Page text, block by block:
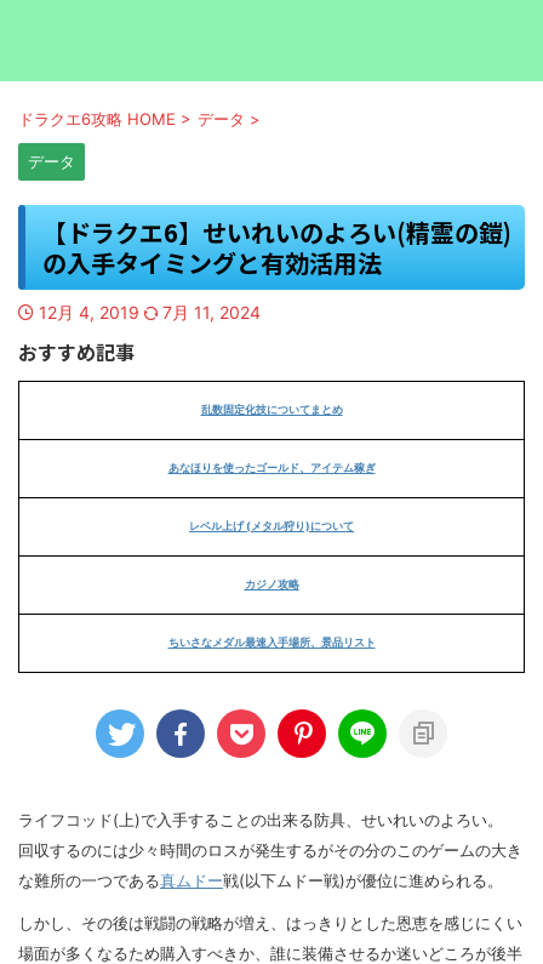
ドラクエ6攻略 HOME > データ >
データ
【ドラクエ6】せいれいのよろい(精霊の鎧)
の入手タイミングと有効活用法
12月 4, 2019 7月 11, 2024
おすすめ記事
乱数固定化技についてまとめ
あなほりを使ったゴールド、アイテム稼ぎ
レベル上げ (メタル狩り)について
カジノ攻略
ちいさなメダル最速入手場所、景品リスト
ライフコッド(上)で入手することの出来る防具、せいれいのよろい。
回収するのには少々時間のロスが発生するがその分のこのゲームの大き
な難所の一つである真ムドー戦(以下ムドー戦)が優位に進められる。
しかし、その後は戦闘の戦略が増え、はっきりとした恩恵を感じにくい
場面が多くなるため購入すべきか、誰に装備させるか迷いどころが後半